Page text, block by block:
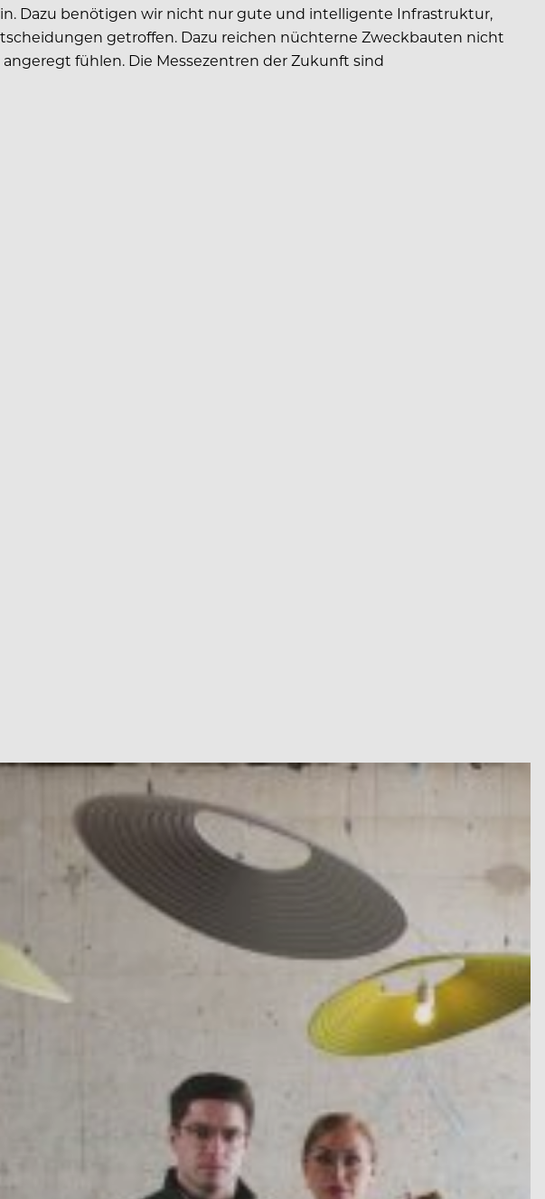
Dazu benötigen wir nicht nur gute und intelligente Infrastruktur,
getroffen. Dazu reichen nüchterne Zweckbauten nicht
fühlen. Die Messezentren der Zukunft sind